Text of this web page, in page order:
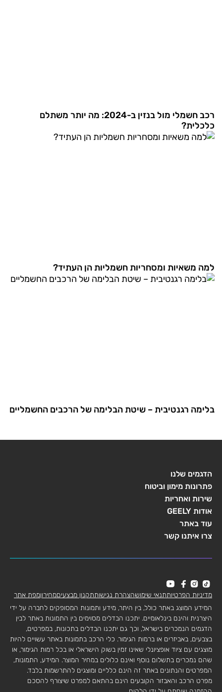
רכב חשמלי מול בנזין ב-2024: מה יותר משתלם
כלכלית?
למה משאיות ומסחריות חשמליות הן העתיד?
בלימה רגנטיבית – שיטת הבלימה של הרכבים החשמליים
הדגמים שלנו
פתרונות מימון וביטוח
שירות ואחריות
אודות GEELY
עוד באתר
צרו איתנו קשר
מדיניות הפרטיותתנאי שימושהצהרת נגישותתקנון מבצעיםמחירוןמפת אתר
המידע המוצג באתר כולל, בין היתר, מידע ותמונות המסופקים לחברה על ידי
היצרנית והינם בינלאומיים. יתכנו הבדלים מסוימים בין התמונות באתר לבין
הדגמים הנמכרים בישראל, וכך גם יתכנו הבדלים בתכונות, במפרטים,
בצבעים, באביזרים או ברמות הגימור. כלי הרכב בתמונות באתר עשויים להיות
מוצגים עם ציוד אופציונלי שאינו זמין בשוק הישראלי או בכל רמות הגימור, או
שהם נמכרים בתשלום נוסף ואינם כלולים במחיר המוצר. המידע, התמונות,
המפרטים והנתונים באתר זה הינם כלליים ומוצגים להתרשמות בלבד.
מפרט הרכב והאבזור הקובעים הינם בהתאם למפרט שיצורף להסכם